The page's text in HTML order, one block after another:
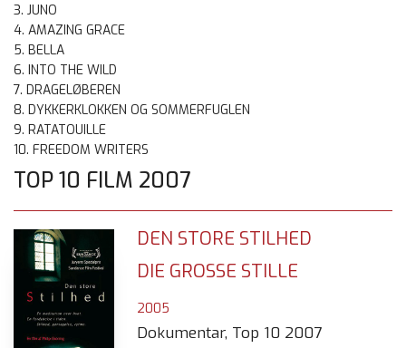
3. JUNO
4. AMAZING GRACE
5. BELLA
6. INTO THE WILD
7. DRAGELØBEREN
8. DYKKERKLOKKEN OG SOMMERFUGLEN
9. RATATOUILLE
10. FREEDOM WRITERS
TOP 10 FILM 2007
DEN STORE STILHED
DIE GROSSE STILLE
2005
Dokumentar, Top 10 2007